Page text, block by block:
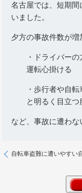
名古屋では、短期間
いました。
夕方の事故件数が増
・ドライバー
運転心掛ける
・歩行者や自
と明るく目立つ
など、事故に遭わな
自転車盗難に遭いやすい